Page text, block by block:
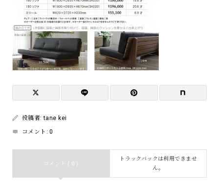
投稿者:tane kei
コメント:0
コメント ( 0 )
トラックバックは利用できませ
ん。